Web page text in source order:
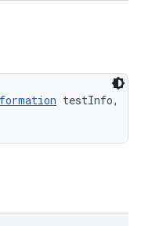
testInfo,